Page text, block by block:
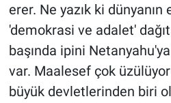
erer. Ne yazık ki
'demokrasi ve adalet'
başında ipini
var. Maalesef çok
büyük devletlerinden biri